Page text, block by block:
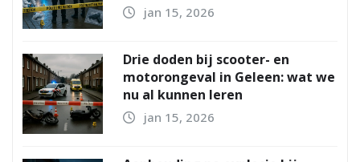
jan 15, 2026
Drie doden bij scooter- en
motorongeval in Geleen: wat we
nu al kunnen leren
jan 15, 2026